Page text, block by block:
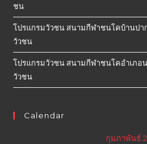
ชน
โปรแกรมวัวชน สนามกีฬาชนโคบ้านปา
วัวชน
โปรแกรมวัวชน สนามกีฬาชนโคอำเภอ
วัวชน
Calendar
กุมภาพันธ์